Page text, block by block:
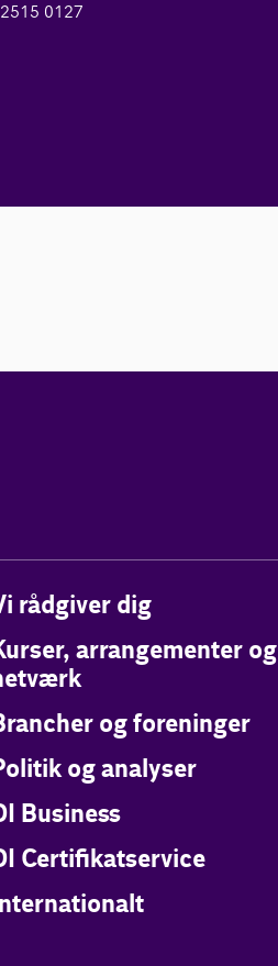
0127
rådgiver dig
arrangementer og
og foreninger
og analyser
Business
Certifikatservice